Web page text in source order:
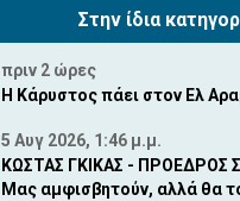
Στην ίδια
πριν 2 ώρες
Η Κάρυστος πάει στον Ελ
5 Αυγ 2026, 1:46 μ.μ.
ΚΩΣΤΑΣ ΓΚΙΚΑΣ - ΠΡΟΕΔΡΟΣ
Μας αμφισβητούν, αλλά θα